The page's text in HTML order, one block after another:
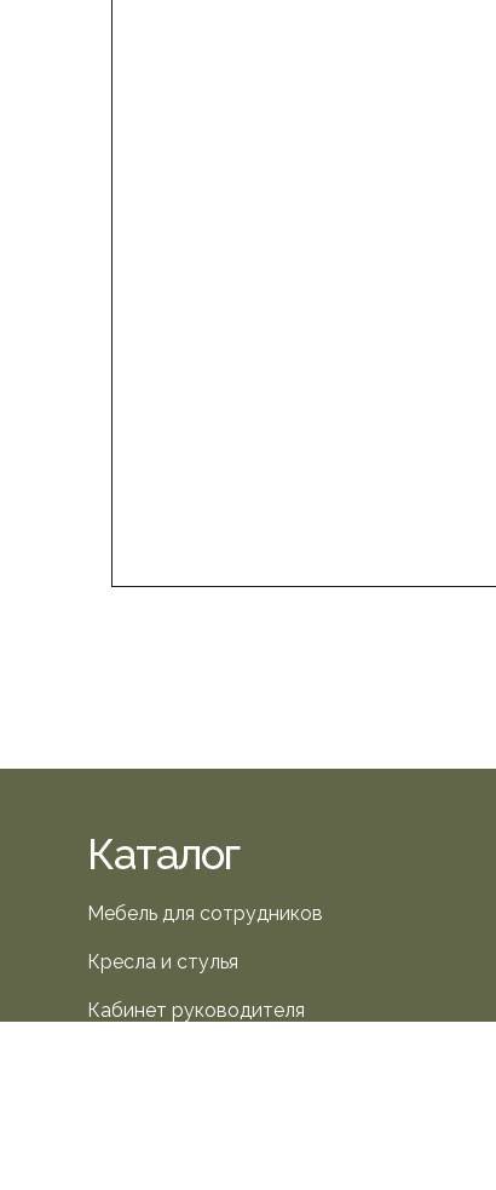
Каталог
Мебель для сотрудников
Кабинет руководителя
Кресла и стулья